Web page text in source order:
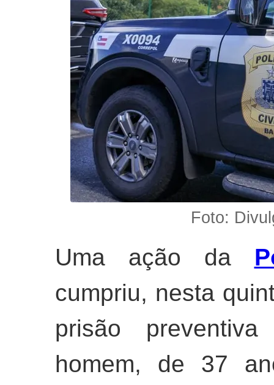
Foto:
Uma ação da
cumpriu, nesta
prisão
homem, de 37